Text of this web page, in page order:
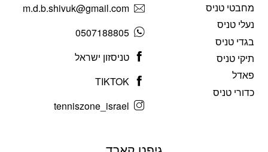
מחבטי טניס
נעלי טניס
בגדי טניס
תיקי טניס
פאדל
כדורי טניס
m.d.b.shivuk@gmail.com
0507188805
טניסזון ישראל
TIKTOK
tenniszone_israel